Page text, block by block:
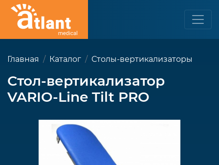
Главная Каталог Столы-вертикализаторы
Стол-вертикализатор
VARIO-Line Tilt PRO